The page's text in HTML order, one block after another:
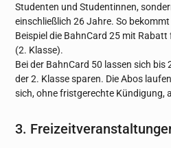
Studenten und Studentinnen,
einschließlich 26 Jahre. So
Beispiel die BahnCard 25 mit
(2. Klasse).
Bei der BahnCard 50 lassen sich bis
der 2. Klasse sparen. Die Abos
sich, ohne fristgerechte Kündigung,
3.